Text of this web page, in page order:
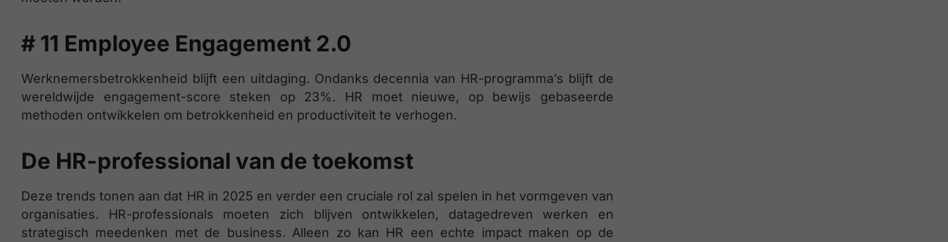
# 11 Employee Engagement 2.0
Werknemersbetrokkenheid blijft een uitdaging. Ondanks decennia van HR-programma’s blijft de
wereldwijde engagement-score steken op 23%. HR moet nieuwe, op bewijs gebaseerde
methoden ontwikkelen om betrokkenheid en productiviteit te verhogen.
De HR-professional van de toekomst
Deze trends tonen aan dat HR in 2025 en verder een cruciale rol zal spelen in het vormgeven van
organisaties. HR-professionals moeten zich blijven ontwikkelen, datagedreven werken en
strategisch meedenken met de business. Alleen zo kan HR een echte impact maken op de